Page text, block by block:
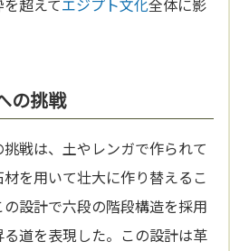
超えてエジプト文化全体に影
の挑戦
戦は、土やレンガで作られて
を用いて壮大に作り替えるこ
設計で六段の階段構造を採用
道を表現した。この設計は革